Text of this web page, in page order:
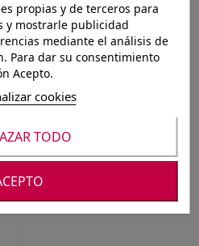
TRENZADO
17.6X8.3X4CM 3
SURTIDO
propias y de terceros para
y mostrarle publicidad
mediante el análisis de
Para dar su consentimiento
Acepto.
cookies
TODO